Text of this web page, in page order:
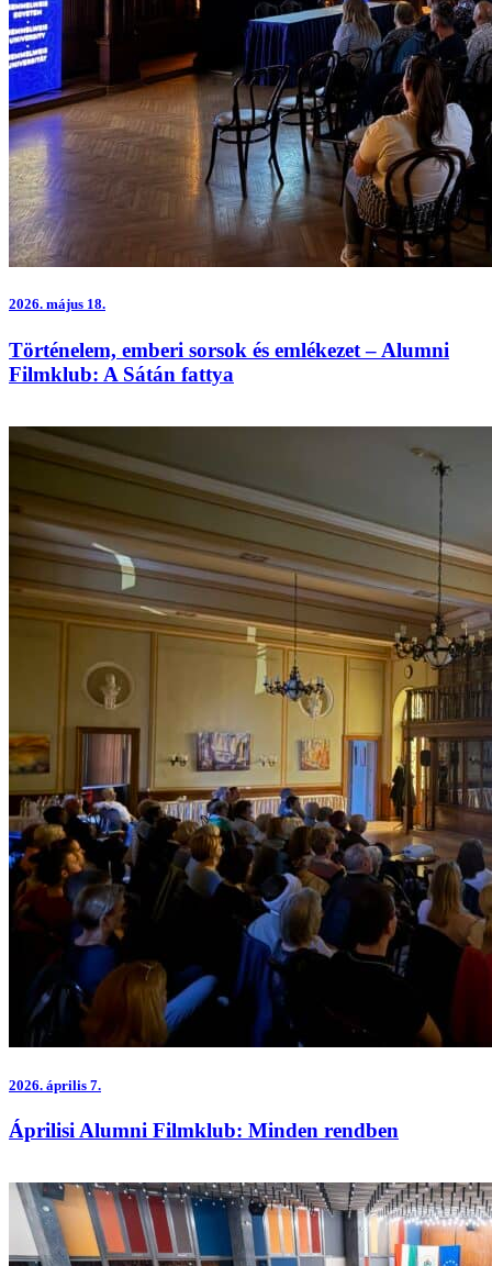
2026. május 18.
Történelem, emberi sorsok és emlékezet – Alumni
Filmklub: A Sátán fattya
2026. április 7.
Áprilisi Alumni Filmklub: Minden rendben